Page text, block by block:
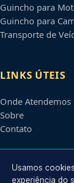
Guincho para
Guincho para
Transporte de
LINKS ÚTEIS
Onde Atendemos
Sobre
Contato
CONTATO
Usamos
experiência do